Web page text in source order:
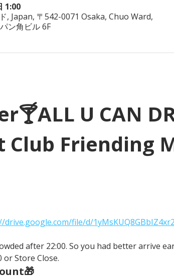
1:00
, Japan, 〒542-0071 Osaka, Chuo Ward,
ン角ビル 6F
U CAN
Friending
drive.google.com/file/d/
after 22:00. So you had better arrive
Store Close.